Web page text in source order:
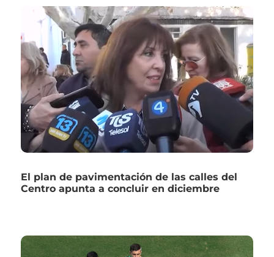
El plan de pavimentación de las calles del
Centro apunta a concluir en diciembre